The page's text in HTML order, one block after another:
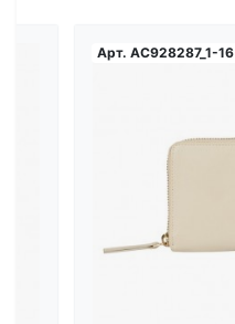
Арт. AC928287_1-16